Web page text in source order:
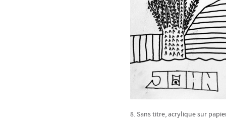
8. Sans titre, acrylique sur